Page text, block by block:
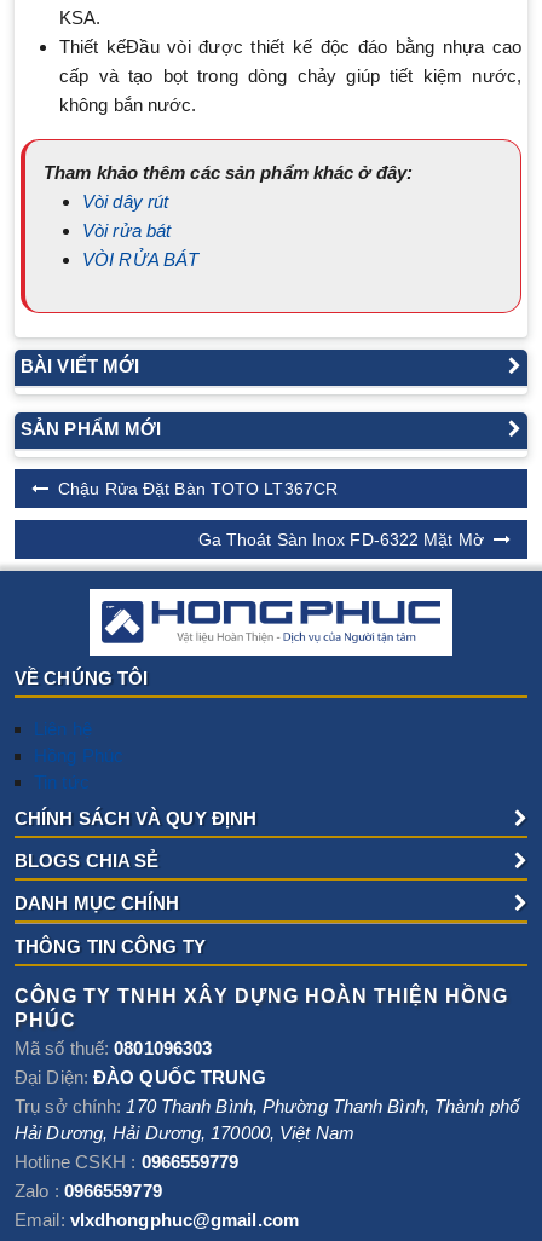
KSA.
Thiết kếĐầu vòi được thiết kế độc đáo bằng nhựa cao
cấp và tạo bọt trong dòng chảy giúp tiết kiệm nước,
không bắn nước.
Tham khảo thêm các sản phẩm khác ở đây:
Vòi dây rút
Vòi rửa bát
VÒI RỬA BÁT
BÀI VIẾT MỚI
SẢN PHẨM MỚI
Chậu Rửa Đặt Bàn TOTO LT367CR
Ga Thoát Sàn Inox FD-6322 Mặt Mờ
VỀ CHÚNG TÔI
Liên hệ
Hồng Phúc
Tin tức
CHÍNH SÁCH VÀ QUY ĐỊNH
BLOGS CHIA SẺ
DANH MỤC CHÍNH
THÔNG TIN CÔNG TY
CÔNG TY TNHH XÂY DỰNG HOÀN THIỆN HỒNG
PHÚC
Mã số thuế:0801096303
Đại Diện: ĐÀO QUỐC TRUNG
Trụ sở chính: 170 Thanh Bình, Phường Thanh Bình, Thành phố
Hải Dương,Hải Dương, 170000, Việt Nam
Hotline CSKH : 0966559779
Zalo : 0966559779
Email: vlxdhongphuc@gmail.com